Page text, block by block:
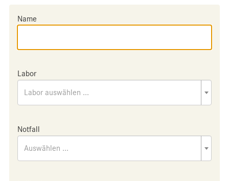
Name
Labor
Labor auswählen ...
Notfall
Auswählen ...